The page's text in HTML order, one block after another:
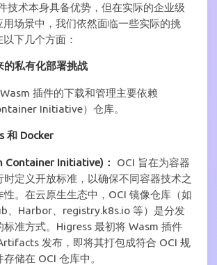
技术本身具备优势，但在实际的企业级
场景中，我们依然面临一些实际的挑
下几个方面：
的私有化部署挑战
插件的下载和管理主要依赖
Initiative）仓库。
和 Docker
Container Initiative)：
OCI 旨在为容器
时定义开放标准，以确保不同容器技术之
性。在云原生生态中，OCI 镜像仓库（如
、Harbor、registry.k8s.io 等）是分发
标准方式。Higress 最初将 Wasm 插件
发布，即将其打包成符合 OCI 规
储在 OCI 仓库中。